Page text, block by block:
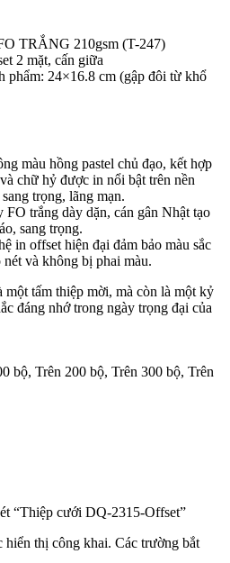
TRẮNG 210gsm (T-247)
2 mặt, cấn giữa
phẩm: 24×16.8 cm (gập đôi từ khổ
màu hồng pastel chủ đạo, kết hợp
chữ hỷ được in nổi bật trên nền
trọng, lãng mạn.
FO trắng dày dặn, cán gân Nhật tạo
sang trọng.
in offset hiện đại đảm bảo màu sắc
và không bị phai màu.
tấm thiệp mời, mà còn là một kỷ
đáng nhớ trong ngày trọng đại của
bộ, Trên 200 bộ, Trên 300 bộ, Trên
“Thiệp cưới DQ-2315-Offset”
hiển thị công khai. Các trường bắt